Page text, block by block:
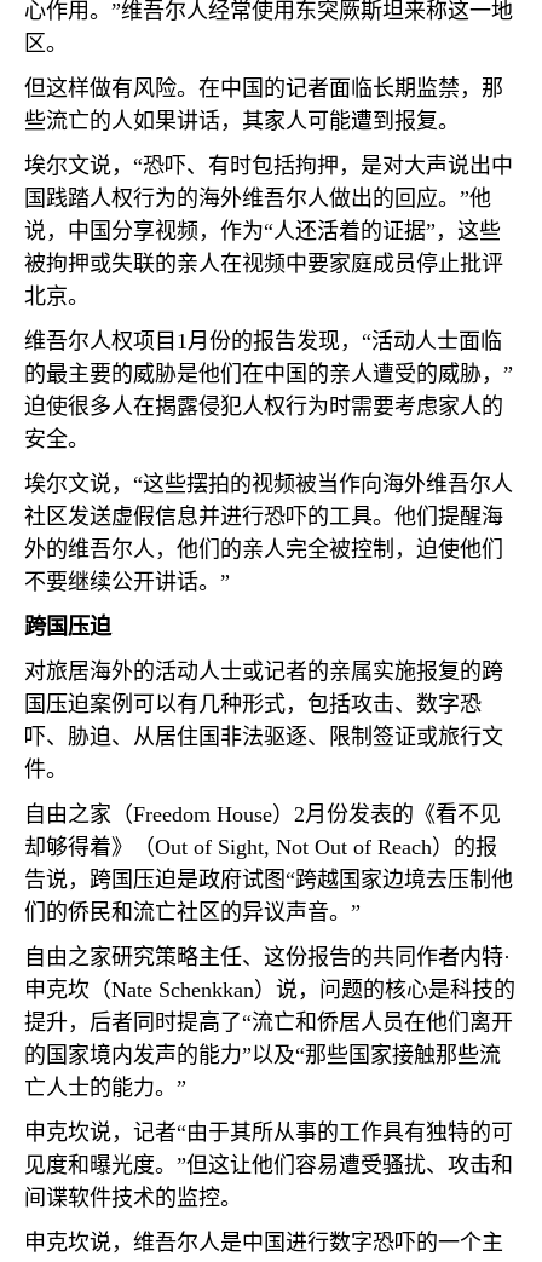
心作用。”维吾尔人经常使用东突厥斯坦来称这一地
区。
但这样做有风险。在中国的记者面临长期监禁，那
些流亡的人如果讲话，其家人可能遭到报复。
埃尔文说，“恐吓、有时包括拘押，是对大声说出中
国践踏人权行为的海外维吾尔人做出的回应。”他
说，中国分享视频，作为“人还活着的证据”，这些
被拘押或失联的亲人在视频中要家庭成员停止批评
北京。
维吾尔人权项目 1月份的报告发现，“活动人士面临
的最主要的威胁是他们在中国的亲人遭受的威胁，”
迫使很多人在揭露侵犯人权行为时需要考虑家人的
安全。
埃尔文说，“这些摆拍的视频被当作向海外维吾尔人
社区发送虚假信息并进行恐吓的工具。他们提醒海
外的维吾尔人，他们的亲人完全被控制，迫使他们
不要继续公开讲话。”
跨国压迫
对旅居海外的活动人士或记者的亲属实施报复的跨
国压迫案例可以有几种形式，包括攻击、数字恐
吓、胁迫、从居住国非法驱逐、限制签证或旅行文
件。
自由之家（Freedom House） 2月份发表的《看不见
却够得着》（Out of Sight, Not Out of Reach）的报
告说，跨国压迫是政府试图“跨越国家边境去压制他
们的侨民和流亡社区的异议声音。”
自由之家研究策略主任、这份报告的共同作者内特·
申克坎（Nate Schenkkan）说，问题的核心是科技的
提升，后者同时提高了“流亡和侨居人员在他们离开
的国家境内发声的能力”以及“那些国家接触那些流
亡人士的能力。”
申克坎说，记者“由于其所从事的工作具有独特的可
见度和曝光度。”但这让他们容易遭受骚扰、攻击和
间谍软件技术的监控。
申克坎说，维吾尔人是中国进行数字恐吓的一个主